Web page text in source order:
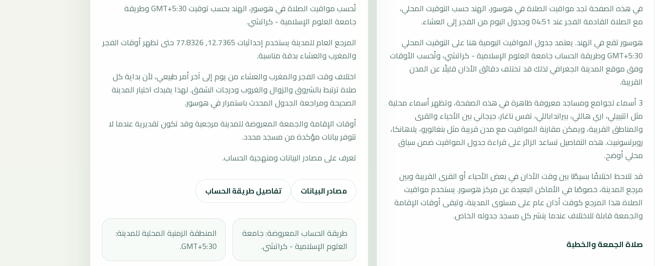
في هذه الصفحة تجد مواقيت الصلاة في هوسور، الهند حسب التوقيت المحلي،
مع الصلاة القادمة الفجر عند 04:51 وجدول اليوم من الفجر إلى العشاء.
هوسور تقع في الهند. يعتمد جدول المواقيت اليومية هنا على التوقيت المحلي
GMT+5:30 وطريقة الحساب جامعة العلوم الإسلامية - كراتشي، وتُحسب الأوقات
وفق موقع المدينة الجغرافي لذلك قد تختلف دقائق الأذان قليلًا عن المدن
القريبة.
3 أسماء لجوامع ومساجد معروفة ظاهرة في هذه الصفحة، وتظهر أسماء محلية
مثل اتتيبيلي، اري هاللي، بيرانداباللي، تفس ناغار، جيجاني بين الأحياء والقرى
والمناطق القريبة، ويمكن مقارنة المواقيت مع مدن قريبة مثل بنغالورو، يلاهانكا،
روبرتسونبيت. هذه التفاصيل تساعد الزائر على قراءة جدول المواقيت ضمن سياق
محلي أوضح.
قد تلاحظ اختلافًا بسيطًا بين وقت الأذان في بعض الأحياء أو القرى القريبة وبين
مرجع المدينة، خصوصًا في الأماكن البعيدة عن مركز هوسور. يستخدم مواقيت
الصلاة هذا المرجع كوقت أذان عام على مستوى المدينة، وتبقى أوقات الإقامة
والجمعة قابلة للاختلاف عندما ينشر كل مسجد جدوله الخاص.
صلاة الجمعة والخطبة
تُحسب مواقيت الصلاة في هوسور، الهند بحسب توقيت GMT+5:30 وطريقة
جامعة العلوم الإسلامية - كراتشي.
المرجع العام للمدينة يستخدم إحداثيات 12.7365, 77.8326 حتى تظهر أوقات الفجر
والمغرب والعشاء بدقة مناسبة.
اختلاف وقت الفجر والمغرب والعشاء من يوم إلى آخر أمر طبيعي، لأن بداية كل
صلاة ترتبط بالشروق والزوال والغروب ودرجات الشفق. لهذا يفيدك اختيار المدينة
الصحيحة ومراجعة الجدول المحدث باستمرار في هوسور.
أوقات الإقامة والجمعة المعروضة للمدينة مرجعية وقد تكون تقديرية عندما لا
تتوفر بيانات مؤكدة من مسجد محدد.
تعرف على مصادر البيانات ومنهجية الحساب.
مصادر البيانات تفاصيل طريقة الحساب
طريقة الحساب المعروضة: جامعة
العلوم الإسلامية - كراتشي.
المنطقة الزمنية المحلية للمدينة:
GMT+5:30.